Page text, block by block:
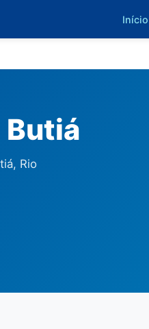
Início
Butiá
Rio